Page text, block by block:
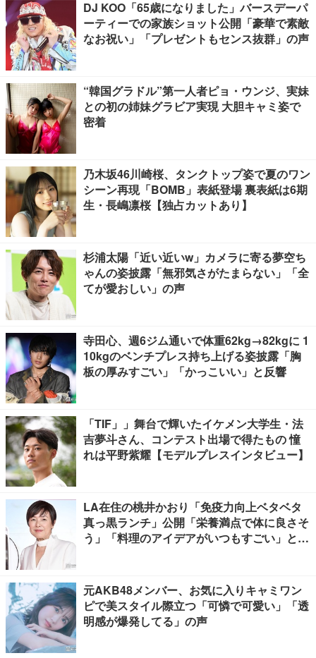
DJ KOO「65歳になりました」バースデーパ
ーティーでの家族ショット公開「豪華で素敵
なお祝い」「プレゼントもセンス抜群」の声
“韓国グラドル”第一人者ピョ・ウンジ、実妹
との初の姉妹グラビア実現 大胆キャミ姿で
密着
乃木坂46川崎桜、タンクトップ姿で夏のワン
シーン再現「BOMB」表紙登場 裏表紙は6期
生・長嶋凛桜【独占カットあり】
杉浦太陽「近い近いw」カメラに寄る夢空ち
ゃんの姿披露「無邪気さがたまらない」「全
てが愛おしい」の声
寺田心、週6ジム通いで体重62kg→82kgに 1
10kgのベンチプレス持ち上げる姿披露「胸
板の厚みすごい」「かっこいい」と反響
「TIF」」舞台で輝いたイケメン大学生・法
吉夢斗さん、コンテスト出場で得たもの 憧
れは平野紫耀【モデルプレスインタビュー】
LA在住の桃井かおり「免疫力向上ベタベタ
真っ黒ランチ」公開「栄養満点で体に良さそ
う」「料理のアイデアがいつもすごい」と反
元AKB48メンバー、お気に入りキャミワン
ピで美スタイル際立つ「可憐で可愛い」「透
明感が爆発してる」の声